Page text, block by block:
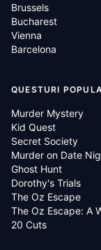
Brussels
Bucharest
Vienna
Barcelona
QUESTURI
Murder Mystery
Kid Quest
Secret Society
Murder on Date
Ghost Hunt
Dorothy's Trials
The Oz Escape
The Oz Escape: A
20 Cuts